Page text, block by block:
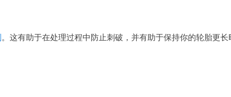
。这有助于在处理过程中防止刺破，并有助于保持你的轮胎更